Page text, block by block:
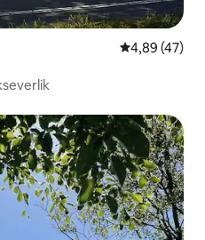
5 üzerinden
4,89 (47)
arasında